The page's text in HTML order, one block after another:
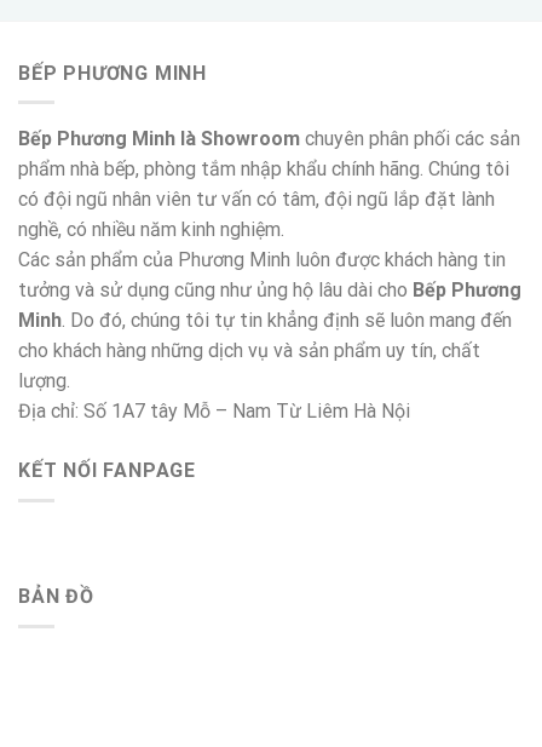
BẾP PHƯƠNG MINH
Bếp Phương Minh là Showroom chuyên phân phối các sản
phẩm nhà bếp, phòng tắm nhập khẩu chính hãng. Chúng tôi
có đội ngũ nhân viên tư vấn có tâm, đội ngũ lắp đặt lành
nghề, có nhiều năm kinh nghiệm.
Các sản phẩm của Phương Minh luôn được khách hàng tin
tưởng và sử dụng cũng như ủng hộ lâu dài cho Bếp Phương
Minh. Do đó, chúng tôi tự tin khẳng định sẽ luôn mang đến
cho khách hàng những dịch vụ và sản phẩm uy tín, chất
lượng.
Địa chỉ: Số 1A7 tây Mỗ – Nam Từ Liêm Hà Nội
KẾT NỐI FANPAGE
BẢN ĐỒ